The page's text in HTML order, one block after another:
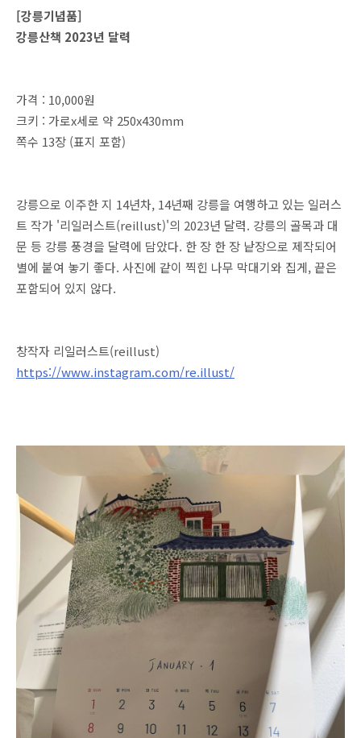
[강릉기념품]
강릉산책 2023년 달력
가격 : 10,000원
크키 : 가로x세로 약 250x430mm
쪽수 13장 (표지 포함)
강릉으로 이주한 지 14년차, 14년째 강릉을 여행하고 있는 일러스
트 작가 '리일러스트(reillust)'의 2023년 달력. 강릉의 골목과 대
문 등 강릉 풍경을 달력에 담았다. 한 장 한 장 낱장으로 제작되어
별에 붙여 놓기 좋다. 사진에 같이 찍힌 나무 막대기와 집게, 끝은
포함되어 있지 않다.
창작자 리일러스트(reillust)
https://www.instagram.com/re.illust/